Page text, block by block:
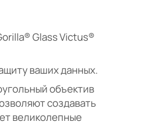
Glass Victus®
ваших данных.
объектив
создавать
великолепные